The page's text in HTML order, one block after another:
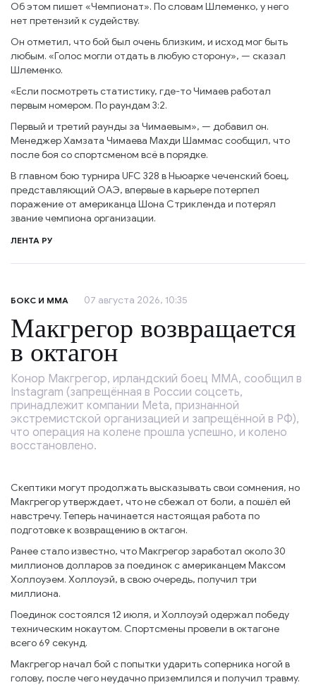
Об этом пишет «Чемпионат». По словам Шлеменко, у него
нет претензий к судейству.
Он отметил, что бой был очень близким, и исход мог быть
любым. «Голос могли отдать в любую сторону», — сказал
Шлеменко.
«Если посмотреть статистику, где-то Чимаев работал
первым номером. По раундам 3:2.
Первый и третий раунды за Чимаевым», — добавил он.
Менеджер Хамзата Чимаева Махди Шаммас сообщил, что
после боя со спортсменом всё в порядке.
В главном бою турнира UFC 328 в Ньюарке чеченский боец,
представляющий ОАЭ, впервые в карьере потерпел
поражение от американца Шона Стрикленда и потерял
звание чемпиона организации.
ЛЕНТА РУ
БОКС И ММА 07 августа 2026, 10:35
Макгрегор возвращается
в октагон
Конор Макгрегор, ирландский боец ММА, сообщил в
Instagram (запрещённая в России соцсеть,
принадлежит компании Meta, признанной
экстремистской организацией и запрещённой в РФ),
что операция на колене прошла успешно, и колено
восстановлено.
Скептики могут продолжать высказывать свои сомнения, но
Макгрегор утверждает, что не сбежал от боли, а пошёл ей
навстречу. Теперь начинается настоящая работа по
подготовке к возвращению в октагон.
Ранее стало известно, что Макгрегор заработал около 30
миллионов долларов за поединок с американцем Максом
Холлоуэем. Холлоуэй, в свою очередь, получил три
миллиона.
Поединок состоялся 12 июля, и Холлоуэй одержал победу
техническим нокаутом. Спортсмены провели в октагоне
всего 69 секунд.
Макгрегор начал бой с попытки ударить соперника ногой в
голову, после чего неудачно приземлился и получил травму.